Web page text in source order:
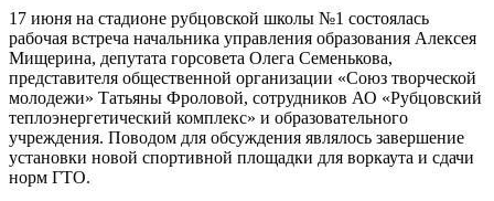
17 июня на стадионе рубцовской школы №1 состоялась
рабочая встреча начальника управления образования Алексея
Мищерина, депутата горсовета Олега Семенькова,
представителя общественной организации «Союз творческой
молодежи» Татьяны Фроловой, сотрудников АО «Рубцовский
теплоэнергетический комплекс» и образовательного
учреждения. Поводом для обсуждения являлось завершение
установки новой спортивной площадки для воркаута и сдачи
норм ГТО.